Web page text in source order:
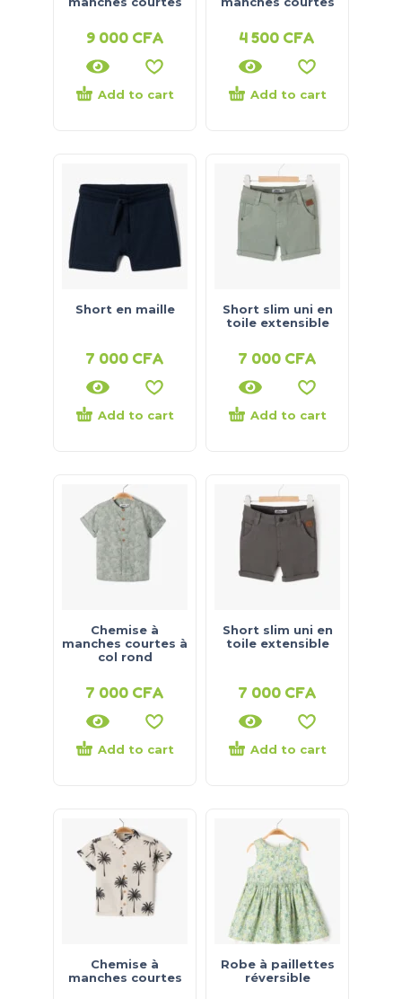
9 000 CFA
Add to cart
4 500 CFA
Add to cart
Short en maille
7 000 CFA
Add to cart
Short slim uni en
toile extensible
7 000 CFA
Add to cart
Chemise à
manches courtes à
col rond
7 000 CFA
Add to cart
Short slim uni en
toile extensible
7 000 CFA
Add to cart
Chemise à
manches courtes
Robe à paillettes
réversible